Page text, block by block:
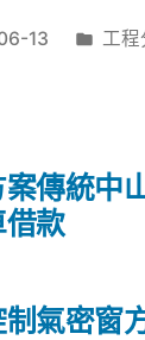
13
分
工程
氣密窗
傳統中
款